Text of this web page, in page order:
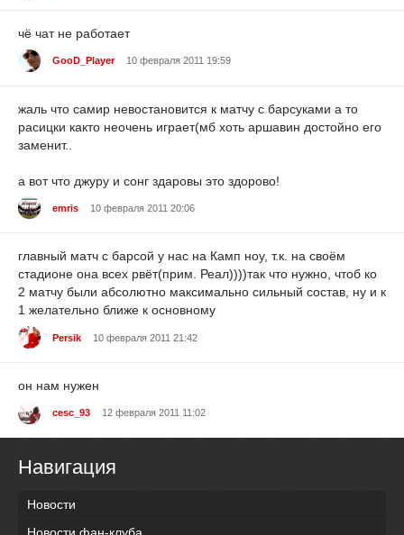
чё чат не работает
GooD_Player 10 февраля 2011 19:59
жаль что самир невостановится к матчу с барсуками а то
расицки както неочень играет(мб хоть аршавин достойно его
заменит..
а вот что джуру и сонг здаровы это здорово!
emris 10 февраля 2011 20:06
главный матч с барсой у нас на Камп ноу, т.к. на своём
стадионе она всех рвёт(прим. Реал))))так что нужно, чтоб ко
2 матчу были абсолютно максимально сильный состав, ну и к
1 желательно ближе к основному
Persik 10 февраля 2011 21:42
он нам нужен
cesc_93 12 февраля 2011 11:02
Навигация
Новости